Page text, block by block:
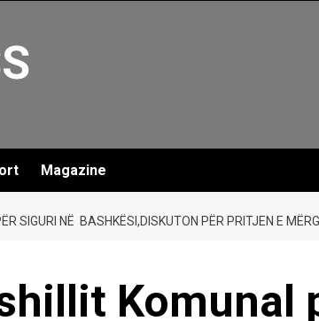
Magazine
SIGURI NË BASHKËSI,DISKUTON PËR PRITJEN E
Komunal